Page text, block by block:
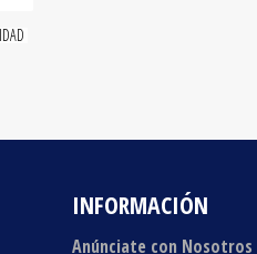
INFORMACIÓN
Anúnciate con Nosotros